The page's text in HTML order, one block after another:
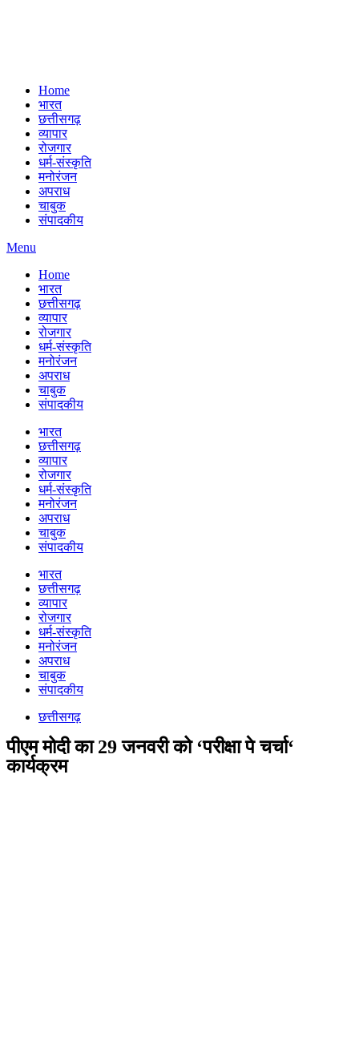
Home
भारत
छत्तीसगढ़
व्यापार
रोजगार
धर्म-संस्कृति
मनोरंजन
अपराध
चाबुक
संपादकीय
Menu
Home
भारत
छत्तीसगढ़
व्यापार
रोजगार
धर्म-संस्कृति
मनोरंजन
अपराध
चाबुक
संपादकीय
भारत
छत्तीसगढ़
व्यापार
रोजगार
धर्म-संस्कृति
मनोरंजन
अपराध
चाबुक
संपादकीय
भारत
छत्तीसगढ़
व्यापार
रोजगार
धर्म-संस्कृति
मनोरंजन
अपराध
चाबुक
संपादकीय
छत्तीसगढ़
पीएम मोदी का 29 जनवरी को ‘परीक्षा पे चर्चा‘
कार्यक्रम